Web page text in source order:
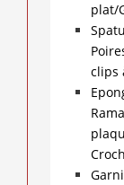
plat/
clips